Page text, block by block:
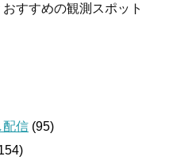
すすめの観測スポット
配信 (95)